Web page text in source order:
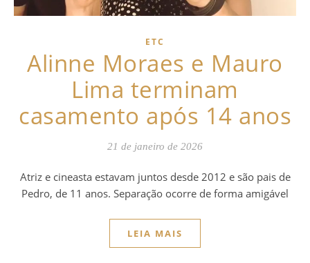
ETC
Alinne Moraes e Mauro
Lima terminam
casamento após 14 anos
21 de janeiro de 2026
Atriz e cineasta estavam juntos desde 2012 e são pais de
Pedro, de 11 anos. Separação ocorre de forma amigável
LEIA MAIS